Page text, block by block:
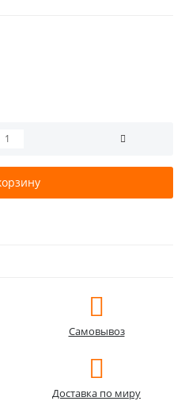
Самовывоз
Доставка по миру